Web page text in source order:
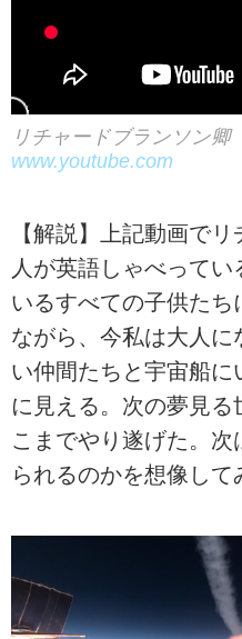
リチャードブランソン
www.youtube.com
【解説】上記動画で
人が英語しゃべって
いるすべての子供た
ながら、今私は大人に
い仲間たちと宇宙船
に見える。次の夢見る
こまでやり遂げた。
られるのかを想像して